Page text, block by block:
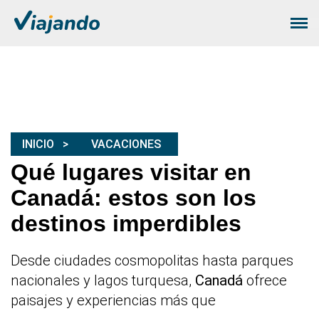
INICIO VACACIONES
Qué lugares visitar en
Canadá: estos son los
destinos imperdibles
Desde ciudades cosmopolitas hasta parques
nacionales y lagos turquesa, Canadá ofrece
paisajes y experiencias más que